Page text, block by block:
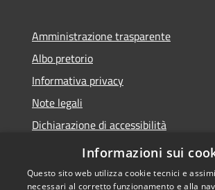
Amministrazione trasparente
Albo pretorio
Informativa privacy
Note legali
Dichiarazione di accessibilità
Obiettivi di accessibilità
Informazioni sui
Questo sito web utilizza cookie tecnici e
necessari al corretto funzionamento e alla